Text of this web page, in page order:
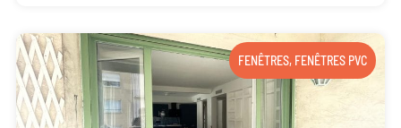
FENÊTRES, FENÊTRES PVC